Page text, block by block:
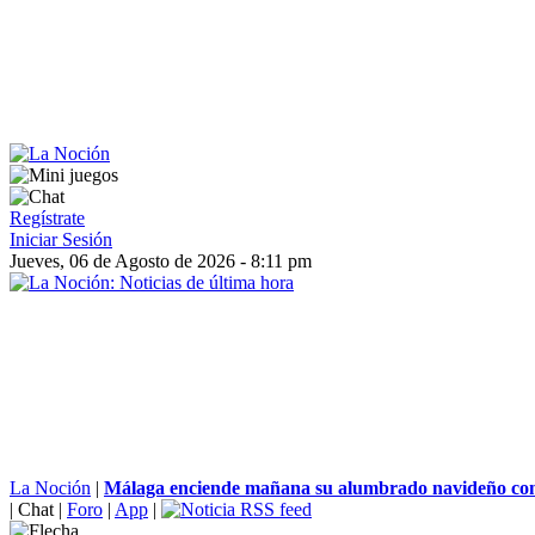
Regístrate
Iniciar Sesión
Jueves, 06 de Agosto de 2026 - 8:11 pm
La Noción | Málaga enciende mañana su alumbrado navideño
| Chat | Foro | App |